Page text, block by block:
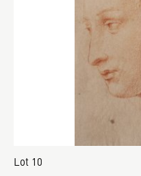
Lot 10